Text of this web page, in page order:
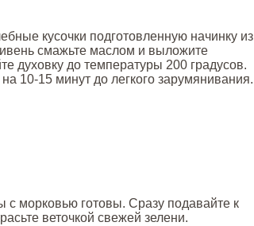
кусочки подготовленную начинку из
смажьте маслом и выложите
духовку до температуры 200 градусов.
на 10-15 минут до легкого зарумянивания.
с морковью готовы. Сразу подавайте к
веточкой свежей зелени.